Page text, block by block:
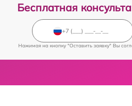
Бесплатная
Нажимая на кнопку "Оставить заявку" Вы